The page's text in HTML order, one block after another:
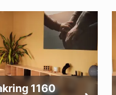
1160